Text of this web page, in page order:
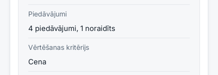
Piedāvājumi
4 piedāvājumi, 1 noraidīts
Vērtēšanas kritērijs
Cena